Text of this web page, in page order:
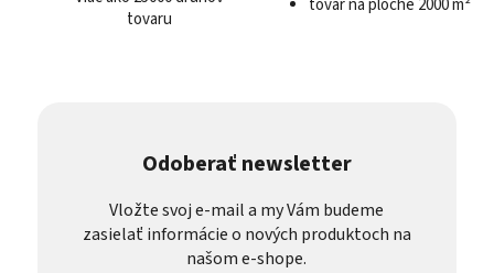
tovaru
tovar na ploche 2000 m²
Odoberať newsletter
Vložte svoj e-mail a my Vám budeme
zasielať informácie o nových produktoch na
našom e-shope.